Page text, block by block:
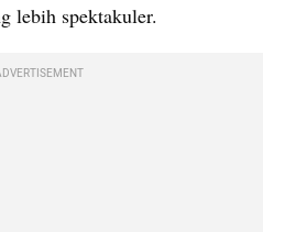
lebih spektakuler.